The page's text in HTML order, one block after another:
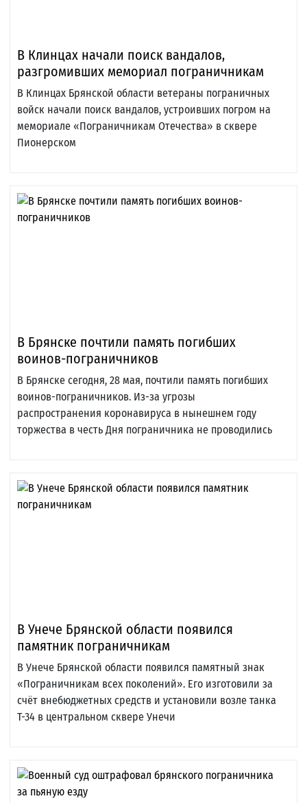
В Клинцах начали поиск вандалов,
разгромивших мемориал пограничникам
В Клинцах Брянской области ветераны пограничных
войск начали поиск вандалов, устроивших погром на
мемориале «Пограничникам Отечества» в сквере
Пионерском
В Брянске почтили память погибших
воинов-пограничников
В Брянске сегодня, 28 мая, почтили память погибших
воинов-пограничников. Из-за угрозы
распространения коронавируса в нынешнем году
торжества в честь Дня пограничника не проводились
В Унече Брянской области появился
памятник пограничникам
В Унече Брянской области появился памятный знак
«Пограничникам всех поколений». Его изготовили за
счёт внебюджетных средств и установили возле танка
Т-34 в центральном сквере Унечи